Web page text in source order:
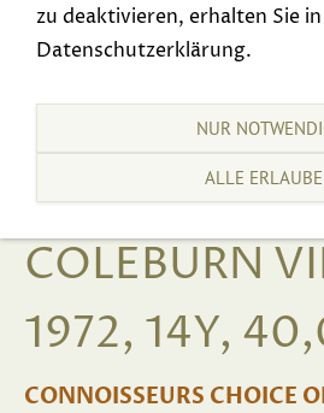
COLEBURN
1972, 14Y,
CONNOISSEURS CHOICE
zu deaktivieren, erhalten Sie
Datenschutzerklärung.
NUR
ALLE